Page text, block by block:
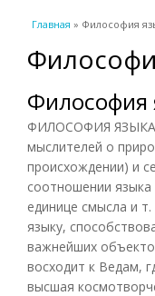
Вы здесь
Главная » Философия
Философия
ФИЛОСОФИЯ ЯЗЫКА
мыслителей о
происхождении) и
соотношении языка
единице смысла и
языку,
важнейших
восходит к Ведам,
высшая